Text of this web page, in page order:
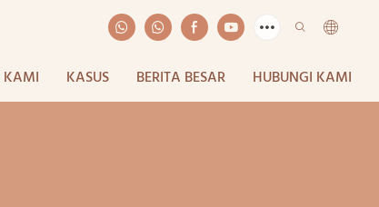
KAMI KASUS BERITA BESAR HUBUNGI KAMI